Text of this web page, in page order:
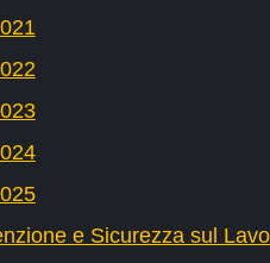
e Sicurezza sul